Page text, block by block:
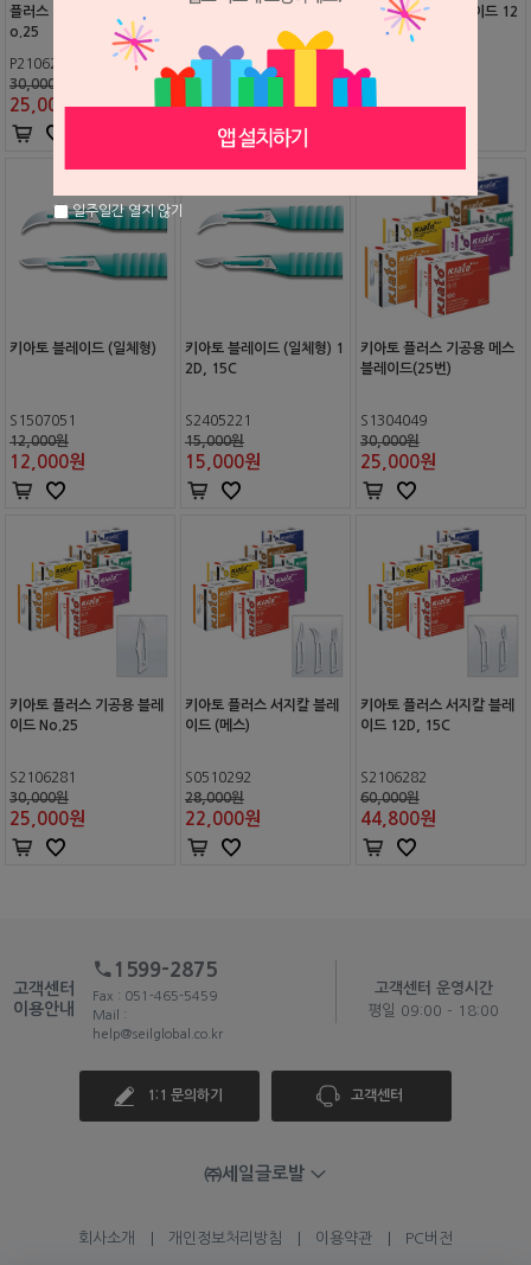
플러스 기공용 블레이드 N
o.25
P2106281
30,000원
25,000원
P0510292
28,000원
22,000원
플러스 서지칼 블레이드 12
D, 15C
60,000원
44,800원
키아토 블레이드 (일체형)
S1507051
12,000원
12,000원
키아토 블레이드 (일체형) 1
2D, 15C
S2405221
15,000원
15,000원
키아토 플러스 기공용 메스
블레이드(25번)
S1304049
30,000원
25,000원
키아토 플러스 기공용 블레
이드 No.25
S2106281
30,000원
25,000원
키아토 플러스 서지칼 블레
이드 (메스)
S0510292
28,000원
22,000원
키아토 플러스 서지칼 블레
이드 12D, 15C
S2106282
60,000원
44,800원
고객센터
이용안내
1599-2875
Fax : 051-465-5459
Mail :
help@seilglobal.co.kr
고객센터 운영시간
평일 09:00 - 18:00
1:1 문의하기 고객센터
㈜세일글로발
회사소개 개인정보처리방침 이용약관 PC버전
일주일간 열지 않기